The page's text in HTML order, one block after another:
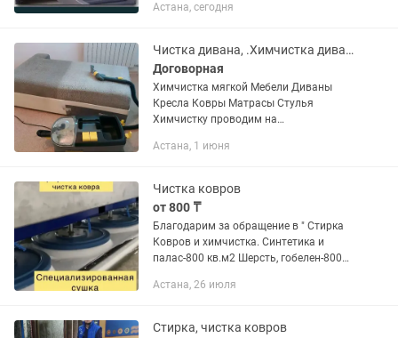
дня привозим абсолютно чистые!
Астана, сегодня
Чистка дивана, .Химчистка дивана, Чистька ковров
Договорная
Химчистка мягкой Мебели Диваны
Кресла Ковры Матрасы Стулья
Химчистку проводим на
оборудовании KARCHER Гарантия
часа! Работа...
Астана, 1 июня
Чистка ковров
от 800 ₸
Благодарим за обращение в " Стирка
Ковров и химчистка. Синтетика и
палас-800 кв.м2 Шерсть, гобелен-800
ковры-900кв.м.2 Нестандартные ковры
Астана, 26 июля
Стирка, чистка ковров